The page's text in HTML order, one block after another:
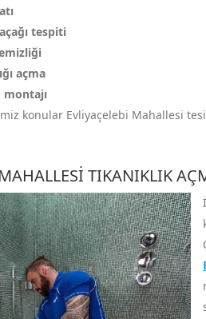
tespiti
açma
konular Evliyaçelebi Mahallesi
TIKANIKLIK